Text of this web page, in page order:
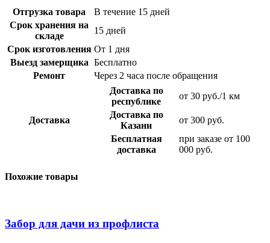
Отгрузка товара
В течение 15 дней
Срок хранения на
складе
15 дней
Срок изготовления От 1 дня
Выезд замерщика Бесплатно
Ремонт
Через 2 часа после обращения
Доставка
Доставка по
республике
от 30 руб./1 км
Доставка по
Казани
от 300 руб.
Бесплатная
доставка
при заказе от 100
000 руб.
Похожие товары
Забор для дачи из профлиста